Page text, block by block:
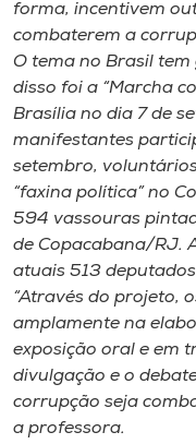
forma, incentivem
combaterem a
O tema no Brasil
disso foi a “Marcha
Brasília no dia 7 de
manifestantes
setembro,
“faxina política” no
594 vassouras
de Copacabana/RJ.
atuais 513
“Através do projeto,
amplamente na
exposição oral e em
divulgação e o
corrupção seja
a professora.